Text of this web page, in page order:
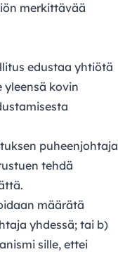
merkittävää
edustaa yhtiötä
yleensä kovin
puheenjohtaja
tehdä
määrätä
yhdessä; tai b)
sille, ettei